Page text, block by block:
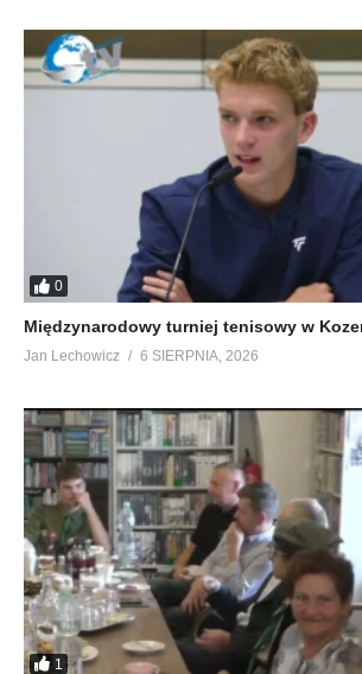
0
Międzynarodowy turniej tenisowy w
Jan Lechowicz 6 SIERPNIA, 2026
1